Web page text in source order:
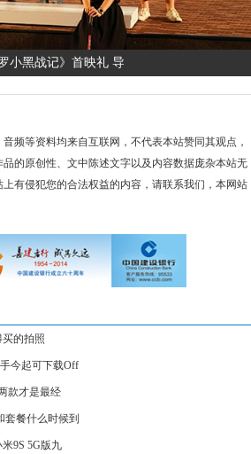
罗小黑战记》首映礼 导
频等资料均来自互联网，不代表本站赞同其观点，
的原创性、文中陈述文字以及内容数据庞杂本站无
有侵犯您的合法权益的内容，请联系我们，本网站
买的拍照
今起可下载Off
款才是最经
套餐什么时候到
9S 5G版九